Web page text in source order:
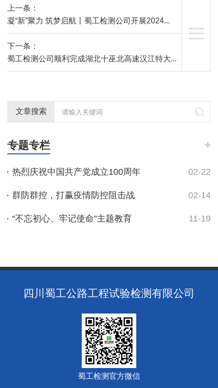
上一条：
凝“新”聚力 筑梦启航丨蜀工检测公司开展2024...

下一条：
蜀工检测公司顺利完成湖北十巫北高速汉江特大...
文章搜索
专题专栏
热烈庆祝中国共产党成立100周年 02-22
群防群控，打赢疫情防控阻击战 02-14
“不忘初心、牢记使命”主题教育 11-19
蜀工检测官方微信
四川蜀工公路工程试验检测有限公司